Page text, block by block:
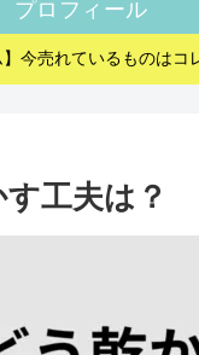
プロフィール
】今売れているものは
工夫は？